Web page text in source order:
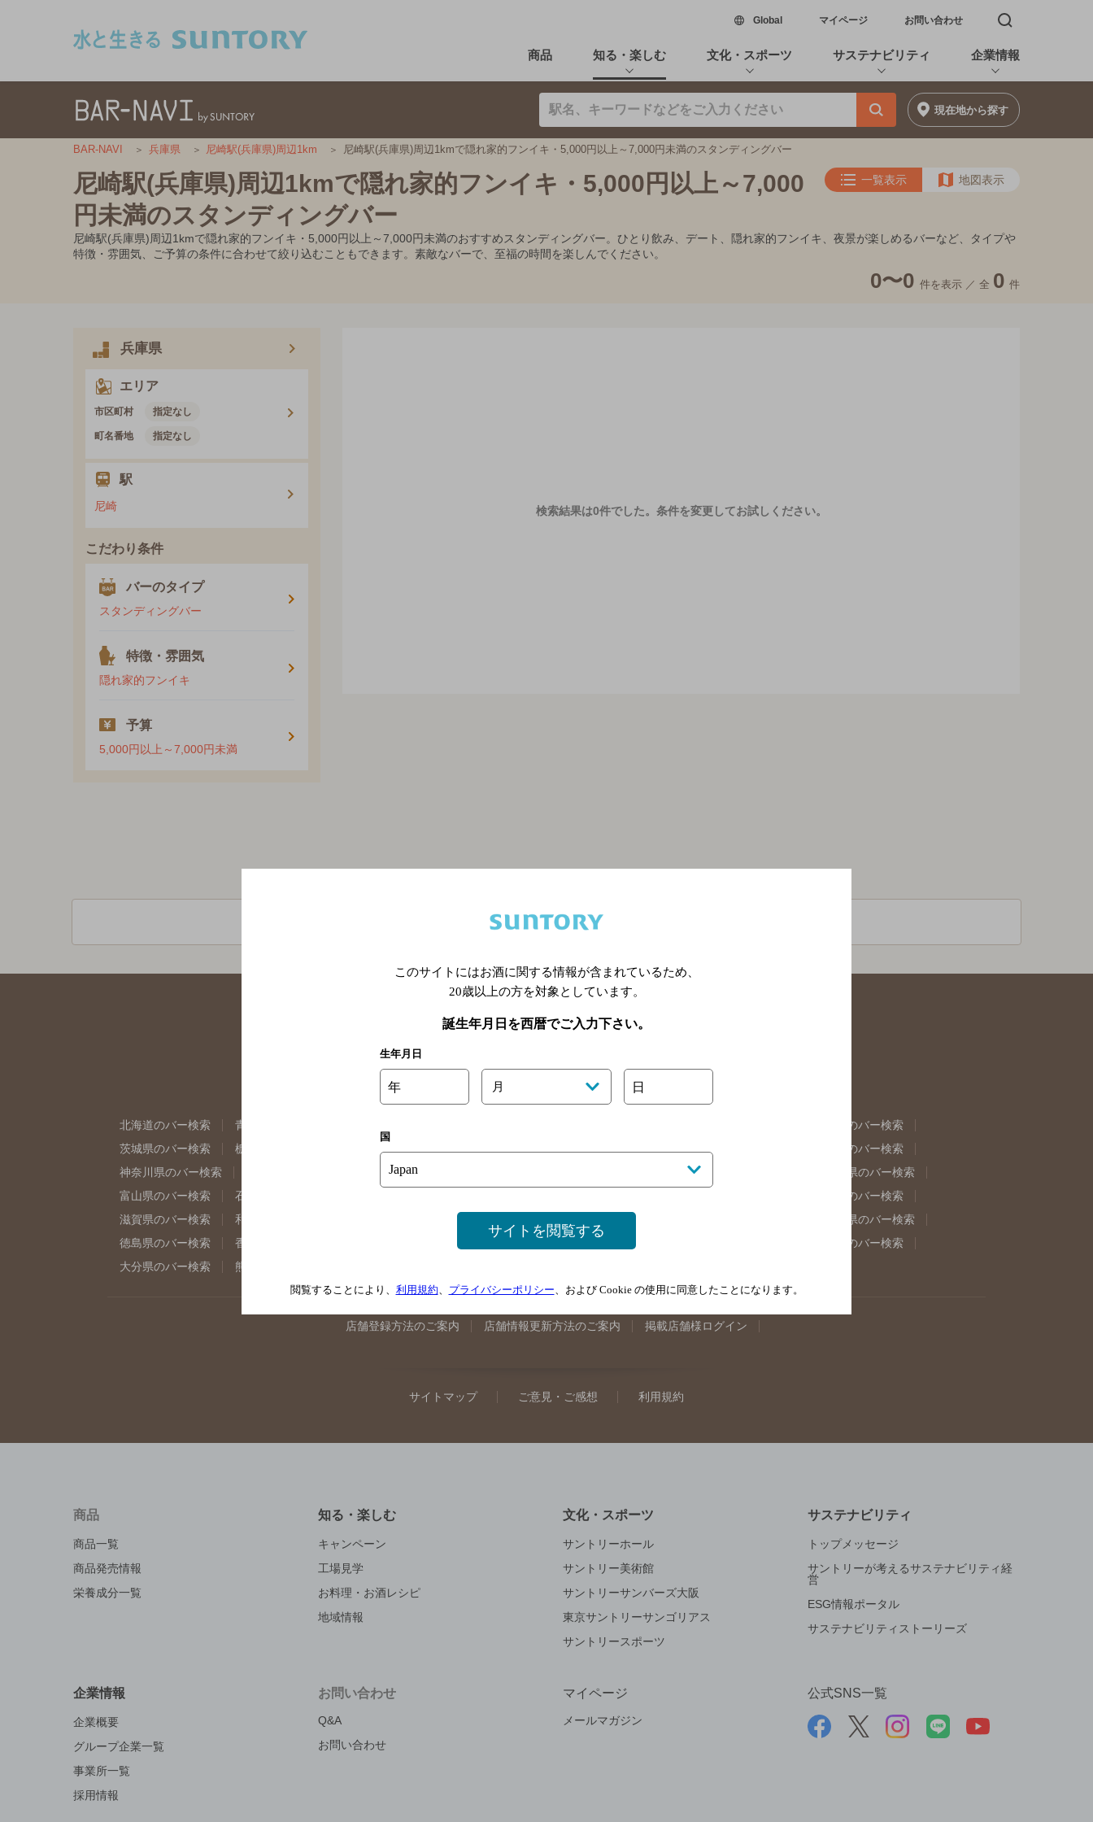
Global新しいウィンドウで開く
マイページ お問い合わせ 検索窓を開く
商品 知る・楽しむ 文化・スポーツ サステナビリティ 企業情報
現在地から探す
BAR-NAVI 兵庫県 尼崎駅(兵庫県)周辺1km 尼崎駅(兵庫県)周辺1kmで隠れ家的フンイキ・5,000円以上～7,000円未満のスタンディングバー
尼崎駅(兵庫県)周辺1kmで隠れ家的フンイキ・5,000円以上～7,000
円未満のスタンディングバー
一覧表示 地図表示
尼崎駅(兵庫県)周辺1kmで隠れ家的フンイキ・5,000円以上～7,000円未満のおすすめスタンディングバー。ひとり飲み、デート、隠れ家的フンイキ、夜景が楽しめるバーなど、タイプや
特徴・雰囲気、ご予算の条件に合わせて絞り込むこともできます。素敵なバーで、至福の時間を楽しんでください。
0〜0 件を表示 ／ 全 0 件
兵庫県
エリア
市区町村 指定なし
町名番地 指定なし
駅
尼崎
こだわり条件
バーのタイプ
スタンディングバー
特徴・雰囲気
隠れ家的フンイキ
予算
5,000円以上～7,000円未満
検索結果は0件でした。 条件を変更してお試しください。
関連ページ
北海道のバー検索 青森県のバー検索
福島県のバー検索
茨城県のバー検索
栃木県のバー検索
東京都のバー検索
神奈川県のバー検索
埼玉県のバー検索
岐阜県のバー検索
富山県のバー検索
石川県のバー検索
奈良県のバー検索
滋賀県のバー検索
和歌山県のバー検索 山口県のバー検索
島根県のバー検索
徳島県のバー検索
香川県のバー検索
佐賀県のバー検索
大分県のバー検索
熊本県のバー検索
店舗登録方法のご案内 店舗情報更新方法のご案内 掲載店舗様ログイン
サイトマップ ご意見・ご感想 利用規約
商品
商品一覧
商品発売情報
栄養成分一覧
知る・楽しむ
キャンペーン
工場見学
お料理・お酒レシピ
地域情報
文化・スポーツ
サントリーホール
サントリー美術館
サントリーサンバーズ大阪
東京サントリーサンゴリアス
サントリースポーツ
サステナビリティ
トップメッセージ
サントリーが考えるサステナビリティ経
営
ESG情報ポータル
サステナビリティストーリーズ
企業情報
企業概要
グループ企業一覧
事業所一覧
採用情報
お問い合わせ
Q&A
お問い合わせ
マイページ
メールマガジン
公式SNS一覧
このサイトにはお酒に関する情報が含まれているため、
20歳以上の方を対象としています。
誕生年月日を西暦でご入力下さい。
生年月日
年 月 日
国
サイトを閲覧する
閲覧することにより、 利用規約、 プライバシーポリシー、および Cookie の使用に同意したことになります。